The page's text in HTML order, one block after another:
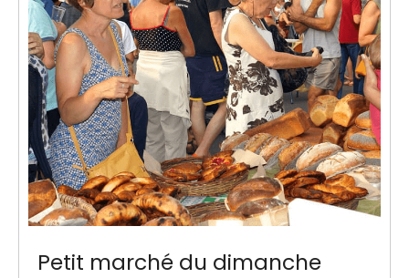
Petit marché du dimanche